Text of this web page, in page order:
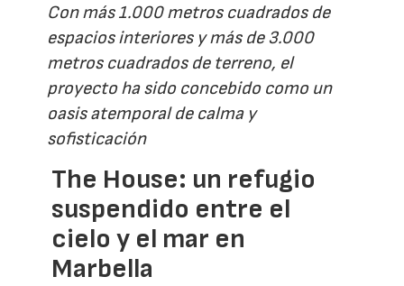
Con más 1.000 metros cuadrados de
espacios interiores y más de 3.000
metros cuadrados de terreno, el
proyecto ha sido concebido como un
oasis atemporal de calma y
sofisticación
The House: un refugio
suspendido entre el
cielo y el mar en
Marbella